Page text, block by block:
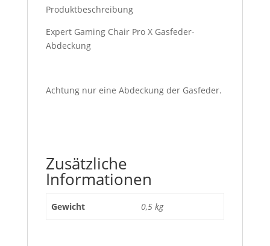
Produktbeschreibung
Expert Gaming Chair Pro X Gasfeder-
Abdeckung
Achtung nur eine Abdeckung der Gasfeder.
Zusätzliche
Informationen
Gewicht 0,5 kg